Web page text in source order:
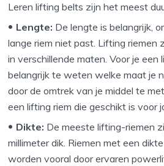
Leren lifting belts zijn het meest
Lengte: De lengte is belangrijk,
lange riem niet past. Lifting riemen
in verschillende maten. Voor je
belangrijk te weten welke maat je
door de omtrek van je middel te
een lifting riem die geschikt is voor
Dikte: De meeste lifting-riemen
millimeter dik. Riemen met een
worden vooral door ervaren